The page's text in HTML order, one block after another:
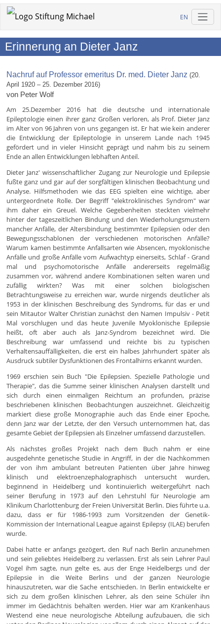
EN
Erinnerung an Dieter Janz
Nachruf auf Professor emeritus Dr. med. Dieter Janz (20.
April 1920 – 25. Dezember 2016)
von Peter Wolf
Am 25.Dezember 2016 hat die deutsche und internationale
Epileptologie einen ihrer ganz Großen verloren, als Prof. Dieter Janz
im Alter von 96 Jahren von uns gegangen ist. Er hat wie kein anderer
die Entwicklung der Epileptologie in unserem Lande nach 1945
gefördert und in vieler Hinsicht geprägt und nahm bis zu seinem
Ende an allen Entwicklungen lebhaften Anteil.
Dieter Janz' wissenschaftlicher Zugang zur Neurologie und Epilepsie
fußte ganz und gar auf der sorgfältigen klinischen Beobachtung und
Analyse. Hilfsmethoden wie das EEG spielten eine wichtige, aber
untergeordnete Rolle. Der Begriff "elektroklinisches Syndrom" war
ihm daher ein Greuel. Welche Gegebenheiten steckten vielmehr
hinter der tageszeitlichen Bindung und den Wiederholungsmustern
mancher Anfälle, der Altersbindung bestimmter Epilepsien oder den
Bewegungsschablonen der verschiedenen motorischen Anfälle?
Warum kamen bestimmte Anfallsarten wie Absencen, myoklonische
Anfälle und große Anfälle vom Aufwachtyp einerseits, Schlaf - Grand
mal und psychomotorische Anfälle andererseits regelmäßig
zusammen vor, während andere Kombinationen selten waren und
zufällig wirkten? Was mit einer solchen biologischen
Betrachtungsweise zu erreichen war, wurde nirgends deutlicher als
1953 in der klinischen Beschreibung des Syndroms, für das er und
sein Mitautor Walter Christian zunächst den Namen Impulsiv - Petit
Mal vorschlugen und das heute Juvenile Myoklonische Epilepsie
heißt, oft aber auch als Janz-Syndrom bezeichnet wird. Die
Beschreibung war umfassend und reichte bis zu typischen
Verhaltensauffälligkeiten, die erst ein halbes Jahrhundert später als
Ausdruck subtiler Dysfunktionen des Frontalhirns erkannt wurden.
1969 erschien sein Buch "Die Epilepsien. Spezielle Pathologie und
Therapie", das die Summe seiner klinischen Analysen darstellt und
sich durch einen einmaligen Reichtum an profunden, präzise
beschriebenen klinischen Beobachtungen auszeichnet. Gleichzeitig
markiert diese große Monographie auch das Ende einer Epoche,
denn Janz war der Letzte, der den Versuch unternommen hat, das
gesamte Gebiet der Epilepsien als Einzelner umfassend darzustellen.
Als nächstes großes Projekt nach dem Buch nahm er eine
ausgedehnte genetische Studie in Angriff, in der die Nachkommen
der von ihm ambulant betreuten Patienten über Jahre hinweg
klinisch und elektroenzephalographisch untersucht wurden,
beginnend in Heidelberg und kontinuierlich weitergeführt nach
seiner Berufung in 1973 auf den Lehrstuhl für Neurologie am
Klinikum Charlottenburg der Freien Universität Berlin. Dies führte u.a.
dazu, dass er für 1986-1993 zum Vorsitzenden der Genetik-
Kommission der International League against Epilepsy (ILAE) berufen
wurde.
Dabei hatte er anfangs gezögert, den Ruf nach Berlin anzunehmen
und sein geliebtes Heidelberg zu verlassen. Erst als sein Lehrer Paul
Vogel ihm sagte, nun gelte es, aus der Enge Heidelbergs und der
Epilepsie in die Weite Berlins und der ganzen Neurologie
hinauszutreten, war die Sache entschieden. In Berlin entwickelte er
sich zu dem großen klinischen Lehrer, als den seine Schüler ihn
immer im Gedächtnis behalten werden. Hier war am Krankenhaus
Westend eine neue neurologische Abteilung aufzubauen, die sich